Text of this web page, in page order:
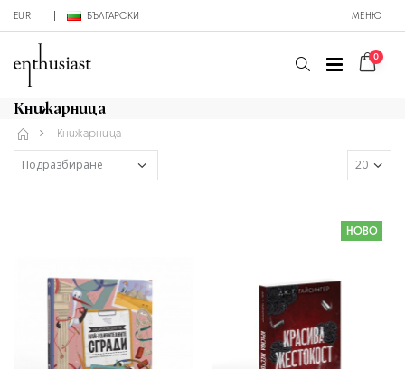
EUR БЪЛГАРСКИ МЕНЮ
0
Книжарница
Книжарница
НОВО